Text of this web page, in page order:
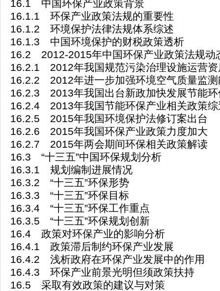
16.1 中国环保产业政策背景
16.1.1 环保产业政策法规的重要性
16.1.2 环境保护法律法规体系综述
16.1.3 中国环境保护的财税政策透析
16.2 2012-2015年中国环保产业政策法规动
16.2.1 2012年我国规范污染治理设施运营资
16.2.2 2012年进一步加强环境空气质量监测
16.2.3 2013年我国出台新政加快发展节能环
16.2.4 2013年我国节能环保产业相关政策综
16.2.5 2015年我国环境保护法修订案出台
16.2.6 2015年我国环保产业政策力度加大
16.2.7 2015年两会期间环保相关政策解读
16.3 “十三五”中国环保规划分析
16.3.1 规划编制进展情况
16.3.2 “十三五”环保形势
16.3.3 “十三五”环保目标
16.3.4 “十三五”环保工作重点
16.3.5 “十三五”环保规划创新
16.4 政策对环保产业的影响分析
16.4.1 政策滞后制约环保产业发展
16.4.2 浅析政府在环保产业发展中的作用
16.4.3 环保产业前景光明但须政策扶持
16.5 采取有效政策的建议与对策